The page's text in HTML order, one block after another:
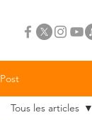
Post
Tous les articles